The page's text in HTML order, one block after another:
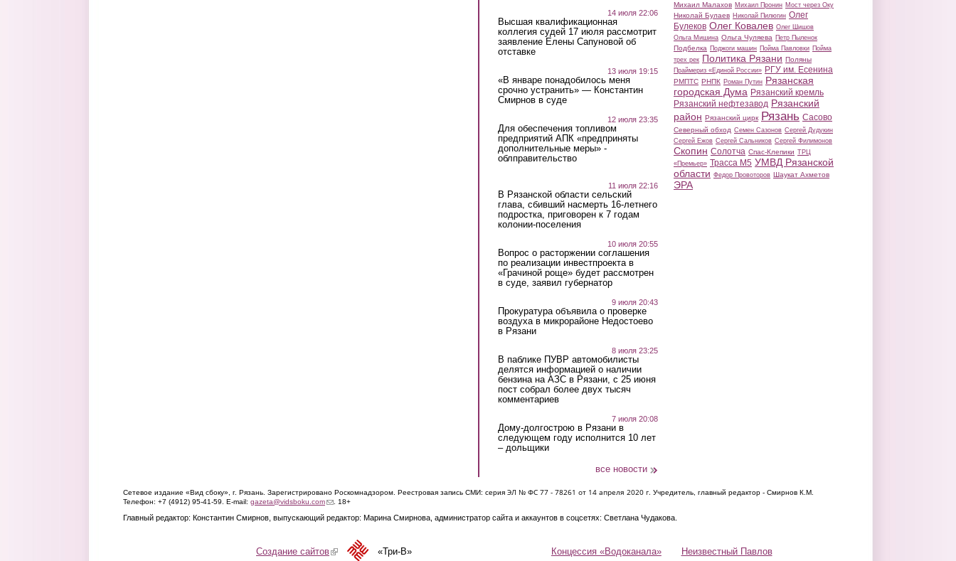
14 июля 22:06
Высшая квалификационная
коллегия судей 17 июля рассмотрит
заявление Елены Сапуновой об
отставке
13 июля 19:15
«В январе понадобилось меня
срочно устранить» — Константин
Смирнов в суде
12 июля 23:35
Для обеспечения топливом
предприятий АПК «предприняты
дополнительные меры» -
облправительство
11 июля 22:16
В Рязанской области сельский
глава, сбивший насмерть 16-летнего
подростка, приговорен к 7 годам
колонии-поселения
10 июля 20:55
Вопрос о расторжении соглашения
по реализации инвестпроекта в
«Грачиной роще» будет рассмотрен
в суде, заявил губернатор
9 июля 20:43
Прокуратура объявила о проверке
воздуха в микрорайоне Недостоево
в Рязани
8 июля 23:25
В паблике ПУВР автомобилисты
делятся информацией о наличии
бензина на АЗС в Рязани, с 25 июня
пост собрал более двух тысяч
комментариев
7 июля 20:08
Дому-долгострою в Рязани в
следующем году исполнится 10 лет
– дольщики
все новости
Михаил Малахов Михаил Пронин Мост через Оку
Николай Булаев Николай Пилюгин Олег
Булеков Олег Ковалев Олег Шишов
Ольга Мишина Ольга Чуляева Петр Пыленок
Подбелка Поджоги машин Пойма Павловки Пойма
трех рек Политика Рязани Поляны
Праймериз «Единой России» РГУ им. Есенина
РМПТС РНПК Роман Путин Рязанская
городская Дума Рязанский кремль
Рязанский нефтезавод Рязанский
район Рязанский цирк Рязань Сасово
Северный обход Семен Сазонов Сергей Дудукин
Сергей Ежов Сергей Сальников Сергей Филимонов
Скопин Солотча Спас-Клепики ТРЦ
«Премьер» Трасса М5 УМВД Рязанской
области Федор Провоторов Шаукат Ахметов
ЭРА
Сетевое издание «Вид сбоку», г. Рязань. Зарегистрировано Роскомнадзором. Реестровая запись СМИ: серия ЭЛ № ФС 77 - 78261 от 14 апреля 2020 г. Учредитель, главный редактор - Смирнов К.М.
Телефон: +7 (4912) 95-41-59. E-mail: gazeta@vidsboku.com(link sends e-mail)
. 18+
Главный редактор: Константин Смирнов, выпускающий редактор: Марина Смирнова, администратор сайта и аккаунтов в соцсетях: Светлана Чудакова.
Концессия «Водоканала» Неизвестный Павлов
Создание сайтов(link is external)«Три-В»